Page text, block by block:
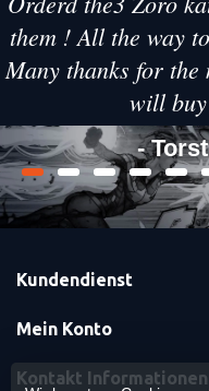
them ! All the way
Many thanks for
will
-
Kundendienst
Mein Konto
Kontakt Informationen